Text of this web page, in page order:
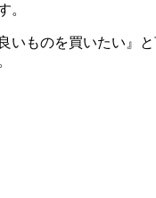
。
いものを買いたい』